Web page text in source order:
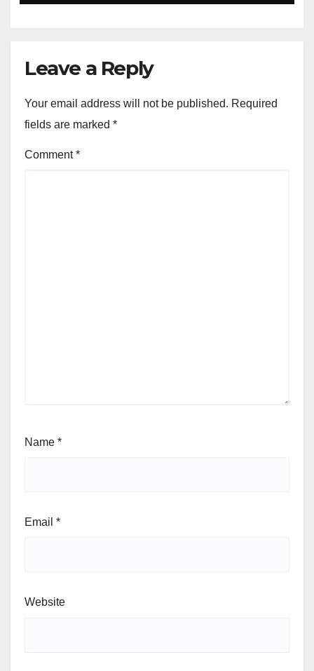
Leave a Reply
Your email address will not be published. Required
fields are marked *
Comment*
Name *
Email *
Website